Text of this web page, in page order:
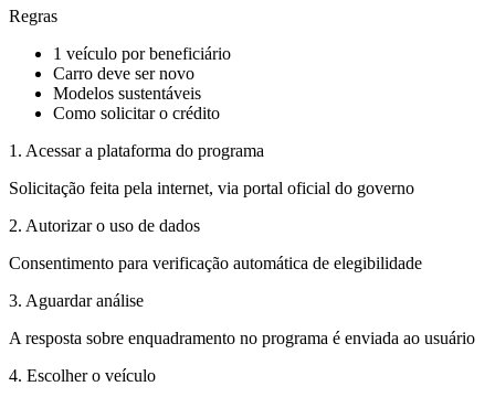
Regras
1 veículo por beneficiário
Carro deve ser novo
Modelos sustentáveis
Como solicitar o crédito
1. Acessar a plataforma do programa
Solicitação feita pela internet, via portal oficial do governo
2. Autorizar o uso de dados
Consentimento para verificação automática de elegibilidade
3. Aguardar análise
A resposta sobre enquadramento no programa é enviada ao usuário
4. Escolher o veículo